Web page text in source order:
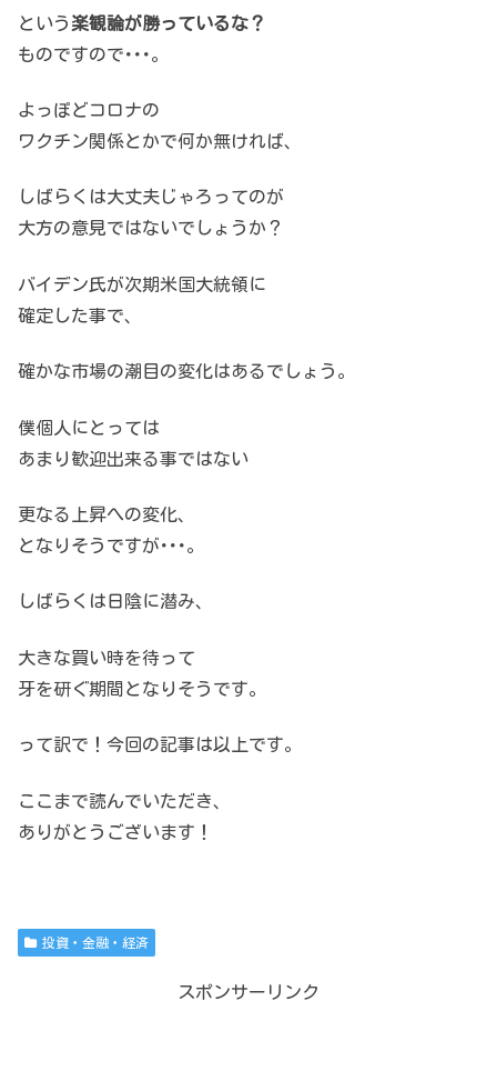
という 楽観論が勝っているな？
ものですので･･･。
よっぽどコロナの
ワクチン関係とかで何か無ければ、
しばらくは大丈夫じゃろってのが
大方の意見ではないでしょうか？
バイデン氏が次期米国大統領に
確定した事で、
確かな市場の潮目の変化はあるでしょう。
僕個人にとっては
あまり歓迎出来る事ではない
更なる上昇への変化、
となりそうですが･･･。
しばらくは日陰に潜み、
大きな買い時を待って
牙を研ぐ期間となりそうです。
って訳で！今回の記事は以上です。
ここまで読んでいただき、
ありがとうございます！
投資・金融・経済
スポンサーリンク